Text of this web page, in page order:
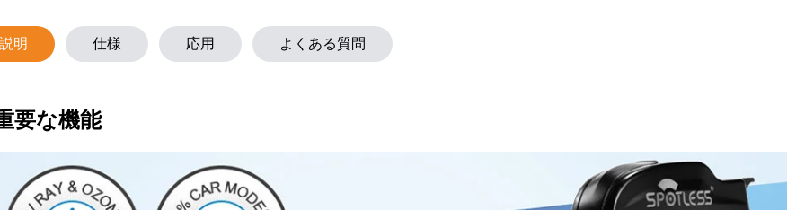
説明 仕様 応用 よくある質問
要な機能